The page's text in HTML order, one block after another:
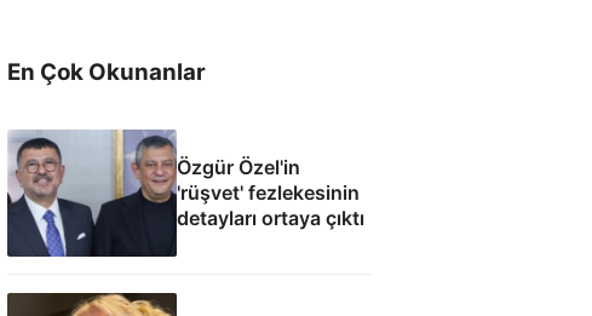
En Çok Okunanlar
Özgür Özel'in
'rüşvet' fezlekesinin
detayları ortaya çıktı